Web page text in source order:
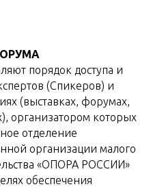
порядок доступа и
(Спикеров) и
(выставках, форумах,
организатором которых
отделение
организации малого
«ОПОРА РОССИИ»
обеспечения